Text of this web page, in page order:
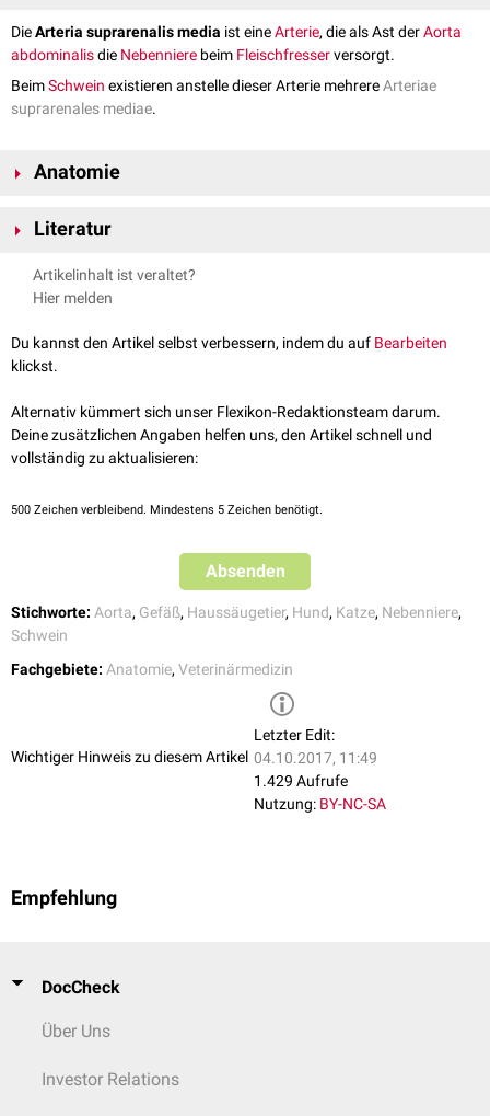
DieArteria suprarenalis media ist eineArterie, die als Ast derAorta
abdominalisdie Nebenniere beim Fleischfresserversorgt.
BeimSchwein existieren anstelle dieser Arterie mehrereArteriae
suprarenales mediae.
Anatomie
die Arteria suprarenalis media aus der Aorta abdominalis.
der Nebenniere zu gelangen. Zusätzliche, die Nebenniere versorgende
Gefäße, entstammen aus den benachbarten Parietal- und/oder
Literatur
Nickel, Richard, August Schummer, and Eugen Seiferle. Band III:
Kreislaufsystem. Lehrbuch der Anatomie der Haustiere. Parey, 2004.
Veterinärmedizinische Universität (Herausgeber), 3. Auflage. WS
2011/12
Artikelinhalt ist veraltet?
Hier melden
Du kannst den Artikel selbst verbessern, indem du auf Bearbeiten
klickst.
Alternativ kümmert sich unser Flexikon-Redaktionsteam darum.
Deine zusätzlichen Angaben helfen uns, den Artikel schnell und
vollständig zu aktualisieren:
500 Zeichen verbleibend. Mindestens 5 Zeichen benötigt.
Absenden
Stichworte: Aorta, Gefäß, Haussäugetier, Hund, Katze, Nebenniere,
Schwein
Fachgebiete: Anatomie, Veterinärmedizin
Wichtiger Hinweis zu diesem Artikel
Letzter Edit:
04.10.2017, 11:49
1.429 Aufrufe
Nutzung: BY-NC-SA
Empfehlung
DocCheck
Über Uns
Investor Relations